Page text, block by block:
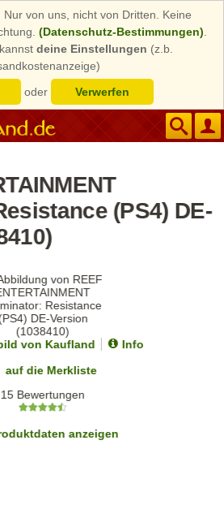
von uns, nicht von Dritten. Keine
(Datenschutz-Bestimmungen)
deine Einstellungen (z.b.
oder Verwerfen
(PS4) DE-
von Kaufland
Info
auf die Merkliste
15 Bewertungen
anzeigen